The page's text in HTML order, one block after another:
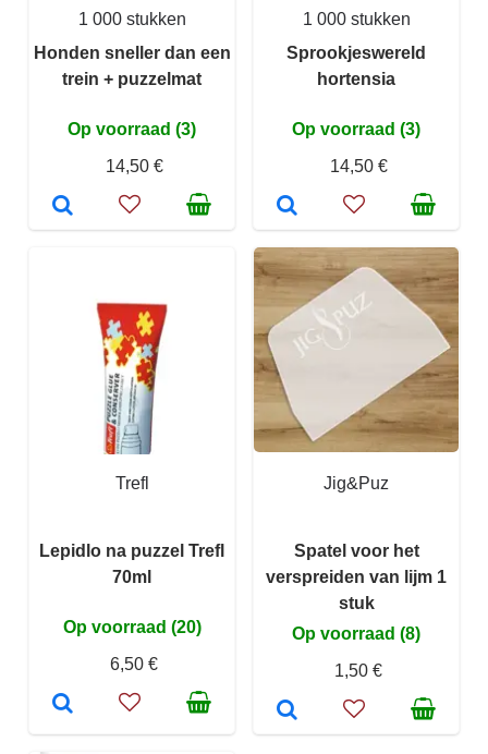
1 000 stukken
Honden sneller dan een
trein + puzzelmat
Op voorraad (3)
14,50 €
1 000 stukken
Sprookjeswereld
hortensia
Op voorraad (3)
14,50 €
Trefl
Lepidlo na puzzel Trefl
70ml
Op voorraad (20)
6,50 €
Jig&Puz
Spatel voor het
verspreiden van lijm 1
stuk
Op voorraad (8)
1,50 €